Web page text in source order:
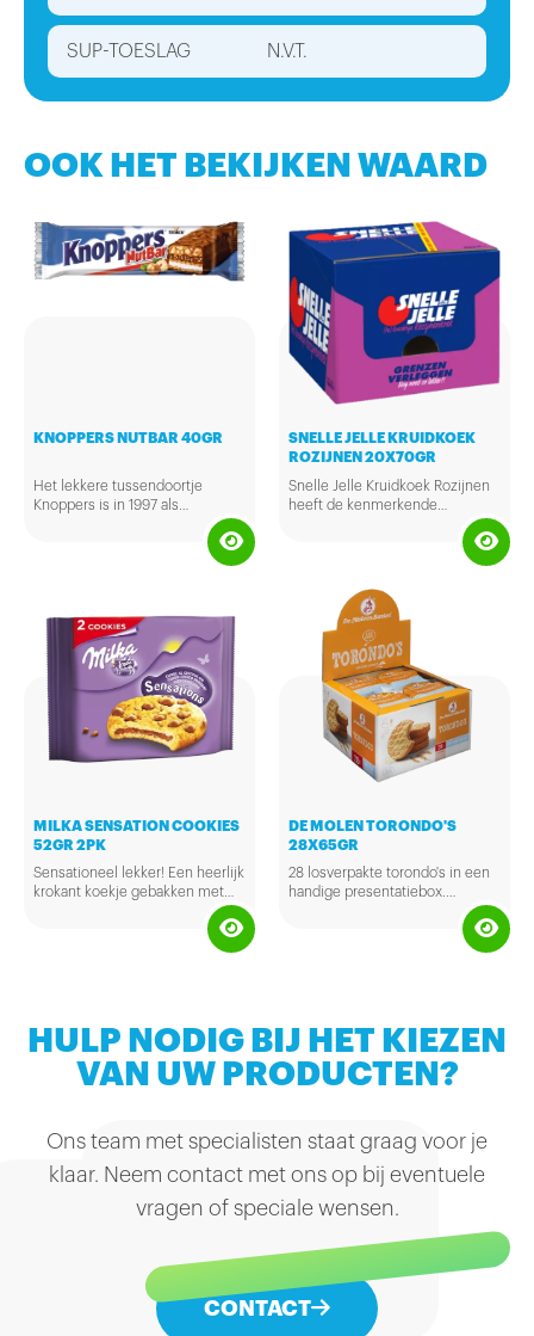
SUP-TOESLAG N.V.T.
OOK HET BEKIJKEN WAARD
KNOPPERS NUTBAR 40GR
Het lekkere tussendoortje
Knoppers is in 1997 als
geïntroduceerd. Het werd direct
een succes dankzij de lekkere,
overheerlijke melk, zachte
hazelnootcrèmevulling en
geroosterde stukjes hazelnoot.
Een heerlijk tussendoortje om
even mee te pauzeren waardoor
je er daarna weer lekker
tegenaan kunt!
SNELLE JELLE KRUIDKOEK
ROZIJNEN 20X70GR
Snelle Jelle Kruidkoek Rozijnen
heeft de kenmerkende
krachtige kruidkoeksmaak van
rijkelijk gevuld met heerlijke
tussendoortje.
MILKA SENSATION COOKIES
52GR 2PK
Sensationeel lekker! Een heerlijk
krokant koekje gebakken met
Milka chocolade chips en een
zachte chocolade kern van Milka
DE MOLEN TORONDO'S
28X65GR
28 losverpakte torondo's in een
handige presentatiebox.
Ambachtelijk bereid met onder
tarwebloem, melk en stukjes
HULP NODIG BIJ HET KIEZEN
VAN UW PRODUCTEN?
Ons team met specialisten staat graag voor je
klaar. Neem contact met ons op bij eventuele
vragen of speciale wensen.
CONTACT